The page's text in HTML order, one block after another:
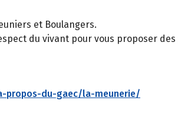
et Boulangers.
du vivant pour vous proposer
propos-du-gaec/la-meunerie/